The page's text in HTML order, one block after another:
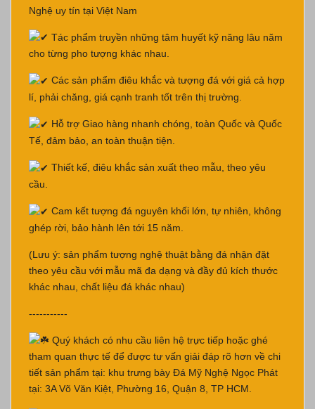
Nghệ uy tín tại Việt Nam
Tác phẩm truyền những tâm huyết kỹ năng lâu năm
cho từng pho tượng khác nhau.
Các sản phẩm điêu khắc và tượng đá với giá cả hợp
lí, phải chăng, giá cạnh tranh tốt trên thị trường.
Hỗ trợ Giao hàng nhanh chóng, toàn Quốc và Quốc
Tế, đảm bảo, an toàn thuận tiện.
Thiết kế, điêu khắc sản xuất theo mẫu, theo yêu
cầu.
Cam kết tượng đá nguyên khối lớn, tự nhiên, không
ghép rời, bảo hành lên tới 15 năm.
(Lưu ý: sản phẩm tượng nghệ thuật bằng đá nhận đặt
theo yêu cầu với mẫu mã đa dạng và đầy đủ kích thước
khác nhau, chất liệu đá khác nhau)
-----------
Quý khách có nhu cầu liên hệ trực tiếp hoặc ghé
tham quan thực tế để được tư vấn giải đáp rõ hơn về chi
tiết sản phẩm tại: khu trưng bày Đá Mỹ Nghệ Ngọc Phát
tại: 3A Võ Văn Kiệt, Phường 16, Quận 8, TP HCM.